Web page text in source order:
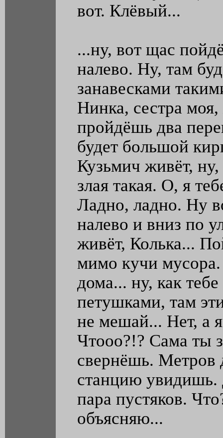
вот. Клёвый...
...ну, вот щас
налево. Ну, там
занавесками
Нинка, сестра
пройдёшь два
будет большой
Кузьмич живёт,
злая такая. О, я
Ладно, ладно. Ну
налево и вниз по
живёт, Колька...
мимо кучи
дома... ну, как
петушками, там
не мешай... Нет, а
Чтооо?!? Сама ты
свернёшь. Метров
станцию увидишь.
пара пустяков.
объясняю...